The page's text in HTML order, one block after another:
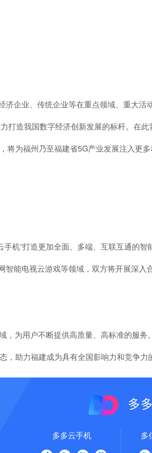
企业、传统企业等在重点领域、重大活
打造我国数字经济创新发展的标杆。在
为福州乃至福建省5G产业发展注入更多
机”打造更加全面、多端、互联互通的智
能电视云游戏等领域，双方将开展深入
为用户不断提供高质量、高标准的服务
助力福建成为具有全国影响力和竞争力
多多云手机 多